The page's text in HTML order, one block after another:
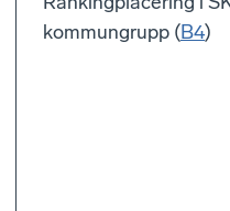
kommungrupp (B4)